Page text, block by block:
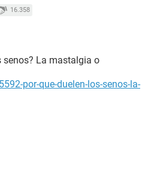
16.358
senos? La mastalgia o
por-que-duelen-los-senos-la-